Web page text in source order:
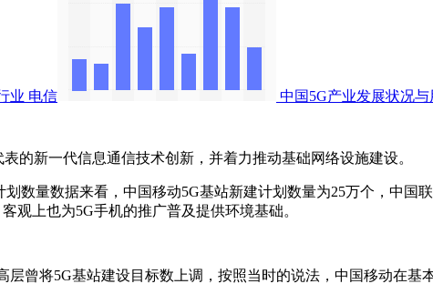
业 电信 中国5G产业发展状况
新一代信息通信技术创新，并着力推动基础网络设施建设。
量数据来看，中国移动5G基站新建计划数量为25万个，中国
观上也为5G手机的推广普及提供环境基础。
将5G基站建设目标数上调，按照当时的说法，中国移动在基